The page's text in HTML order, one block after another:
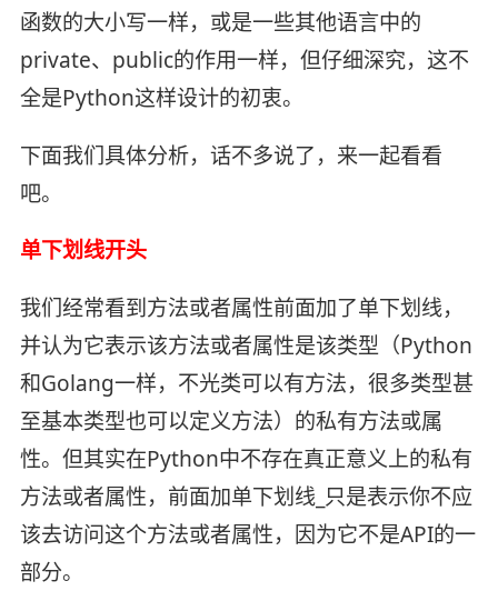
函数的大小写一样，或是一些其他语言中的
private、public的作用一样，但仔细深究，这不
全是Python这样设计的初衷。
下面我们具体分析，话不多说了，来一起看看
吧。
单下划线开头
我们经常看到方法或者属性前面加了单下划线，
并认为它表示该方法或者属性是该类型（Python
和Golang一样，不光类可以有方法，很多类型甚
至基本类型也可以定义方法）的私有方法或属
性。但其实在Python中不存在真正意义上的私有
方法或者属性，前面加单下划线_只是表示你不应
该去访问这个方法或者属性，因为它不是API的一
部分。